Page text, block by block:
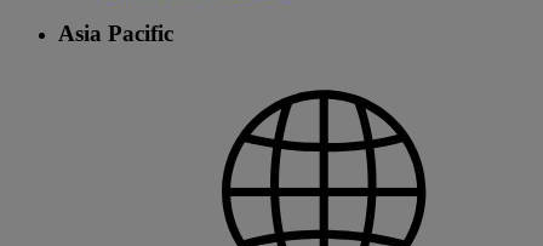
Asia Pacific